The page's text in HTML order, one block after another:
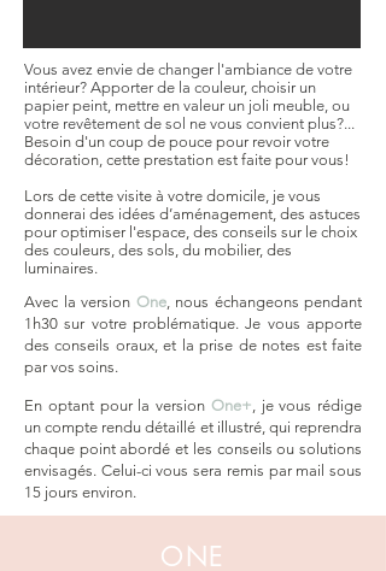
Vous avez envie de changer l'ambiance de votre
intérieur? Apporter de la couleur, choisir un
papier peint, mettre en valeur un joli meuble, ou
votre revêtement de sol ne vous convient plus?...
Besoin d'un coup de pouce pour revoir votre
décoration, cette prestation est faite pour vous!
Lors de cette visite à votre domicile, je vous
donnerai des idées d’aménagement, des astuces
pour optimiser l'espace, des conseils sur le choix
des couleurs, des sols, du mobilier, des
luminaires.
Avec la version One, nous échangeons pendant
1h30 sur votre problématique. Je vous apporte
des conseils oraux, et la prise de notes est faite
par vos soins.
En optant pour la version One+, je vous rédige
un compte rendu détaillé et illustré, qui reprendra
chaque point abordé et les conseils ou solutions
envisagés. Celui-ci vous sera remis par mail sous
15 jours environ.
ONE